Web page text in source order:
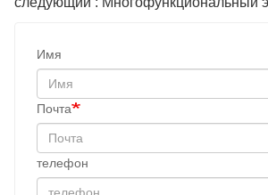
Имя
Почта
телефон